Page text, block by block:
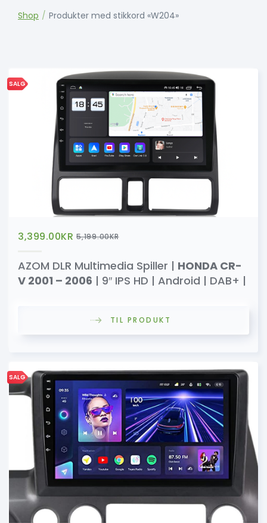
Shop / Produkter med stikkord «W204»
SALG
3,399.00KR 5,199.00KR
AZOM DLR Multimedia Spiller | HONDA CR-
V 2001 – 2006 | 9″ IPS HD | Android | DAB+ |
TIL PRODUKT
SALG